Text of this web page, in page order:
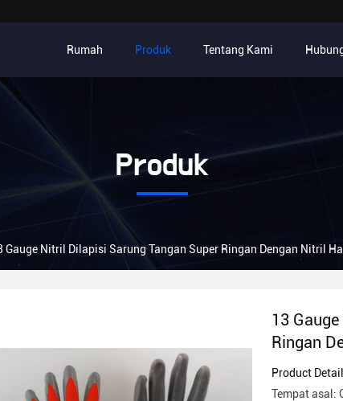
Rumah Produk Tentang Kami
Produk
Gauge Nitril Dilapisi Sarung Tangan Super Ringan Dengan Nitril
13
Ringan
Product
Tempat asal: